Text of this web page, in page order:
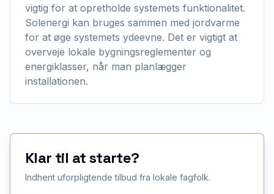
vigtig for at opretholde systemets funktionalitet.
Solenergi kan bruges sammen med jordvarme
for at øge systemets ydeevne. Det er vigtigt at
overveje lokale bygningsreglementer og
energiklasser, når man planlægger
installationen.
Klar til at starte?
Indhent uforpligtende tilbud fra lokale fagfolk.